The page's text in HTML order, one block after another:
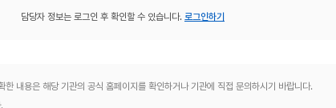
담당자 정보는 로그인 후 확인할 수 있습니다. 로그인하기
내용은 해당 기관의 공식 홈페이지를 확인하거나 기관에 직접 문의하시기 바랍니다.